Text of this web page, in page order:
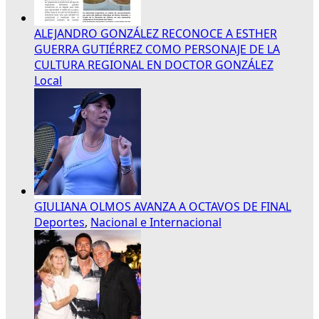
ALEJANDRO GONZÁLEZ RECONOCE A ESTHER
GUERRA GUTIÉRREZ COMO PERSONAJE DE LA
CULTURA REGIONAL EN DOCTOR GONZÁLEZ
Local
GIULIANA OLMOS AVANZA A OCTAVOS DE FINAL
Deportes, Nacional e Internacional